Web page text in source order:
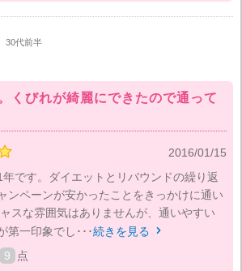
30代前半
くびれが綺麗にできたので通って
2016/01/15
です。ダイエットとリバウンドの繰り返
ンペーンが安かったことをきっかけに通い
スな雰囲気はありませんが、通いやすい
第一印象でし･･･続きを見る 
9 点